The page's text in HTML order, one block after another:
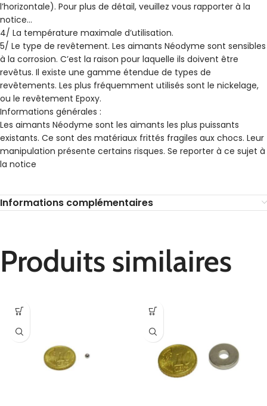
l’horizontale). Pour plus de détail, veuillez vous rapporter à la
notice…
4/ La température maximale d’utilisation.
5/ Le type de revêtement. Les aimants Néodyme sont sensibles
à la corrosion. C’est la raison pour laquelle ils doivent être
revêtus. Il existe une gamme étendue de types de
revêtements. Les plus fréquemment utilisés sont le nickelage,
ou le revêtement Epoxy.
Informations générales :
Les aimants Néodyme sont les aimants les plus puissants
existants. Ce sont des matériaux frittés fragiles aux chocs. Leur
manipulation présente certains risques. Se reporter à ce sujet à
la notice
Informations complémentaires
Produits similaires